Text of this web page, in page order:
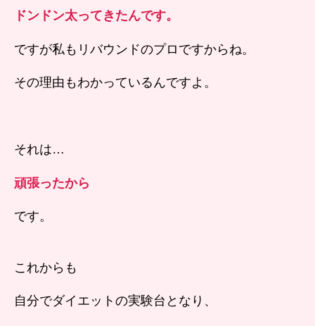
ドンドン太ってきたんです。
ですが私もリバウンドのプロですからね。
その理由もわかっているんですよ。
それは…
頑張ったから
です。
これからも
自分でダイエットの実験台となり、